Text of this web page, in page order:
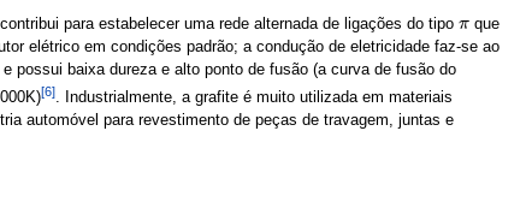
para estabelecer uma rede alternada de ligações do tipo π
π que
elétrico em condições padrão; a condução de eletricidade faz-se ao
possui baixa dureza e alto ponto de fusão (a curva de fusão do
[6]
. Industrialmente, a grafite é muito utilizada em materiais
automóvel para revestimento de peças de travagem, juntas e